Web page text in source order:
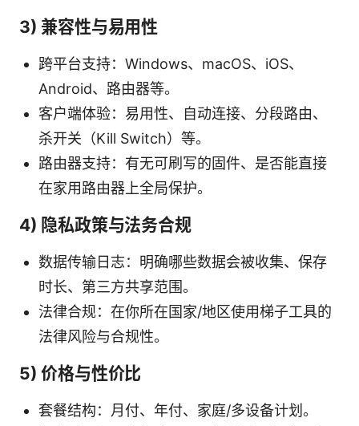
3) 兼容性与易用性
跨平台支持：Windows、macOS、iOS、
Android、路由器等。
客户端体验：易用性、自动连接、分段路由、
杀开关（Kill Switch）等。
路由器支持：有无可刷写的固件、是否能直接
在家用路由器上全局保护。
4) 隐私政策与法务合规
数据传输日志：明确哪些数据会被收集、保存
时长、第三方共享范围。
法律合规：在你所在国家/地区使用梯子工具的
法律风险与合规性。
5) 价格与性价比
套餐结构：月付、年付、家庭/多设备计划。